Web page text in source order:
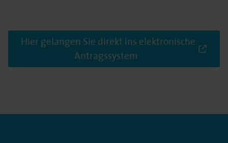
Hier gelangen Sie direkt ins elektronische
Antragssystem